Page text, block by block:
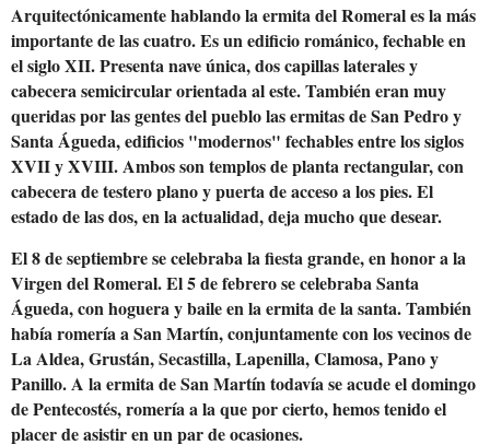
Arquitectónicamente hablando la ermita del Romeral es la más
importante de las cuatro. Es un edificio románico, fechable en
el siglo XII. Presenta nave única, dos capillas laterales y
cabecera semicircular orientada al este. También eran muy
queridas por las gentes del pueblo las ermitas de San Pedro y
Santa Águeda, edificios "modernos" fechables entre los siglos
XVII y XVIII. Ambos son templos de planta rectangular, con
cabecera de testero plano y puerta de acceso a los pies. El
estado de las dos, en la actualidad, deja mucho que desear.
El 8 de septiembre se celebraba la fiesta grande, en honor a la
Virgen del Romeral. El 5 de febrero se celebraba Santa
Águeda, con hoguera y baile en la ermita de la santa. También
había romería a San Martín, conjuntamente con los vecinos de
La Aldea, Grustán, Secastilla, Lapenilla, Clamosa, Pano y
Panillo. A la ermita de San Martín todavía se acude el domingo
de Pentecostés, romería a la que por cierto, hemos tenido el
placer de asistir en un par de ocasiones.